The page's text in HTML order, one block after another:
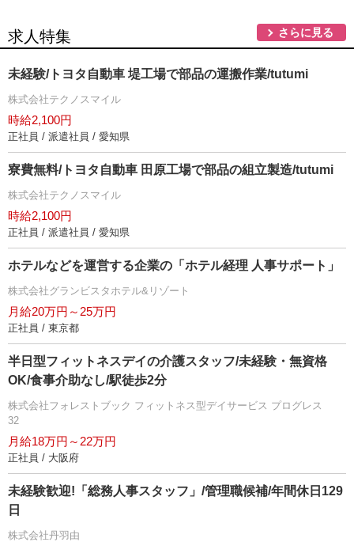
求人特集 さらに見る
未経験/トヨタ自動車 堤工場で部品の運搬作業/tutumi
株式会社テクノスマイル
時給2,100円
正社員 / 派遣社員 / 愛知県
寮費無料/トヨタ自動車 田原工場で部品の組立製造/tutumi
株式会社テクノスマイル
時給2,100円
正社員 / 派遣社員 / 愛知県
ホテルなどを運営する企業の「ホテル経理 人事サポート」
株式会社グランビスタホテル&リゾート
月給20万円～25万円
正社員 / 東京都
半日型フィットネスデイの介護スタッフ/未経験・無資格
OK/食事介助なし/駅徒歩2分
株式会社フォレストブック フィットネス型デイサービス プログレス
32
月給18万円～22万円
正社員 / 大阪府
未経験歓迎!「総務人事スタッフ」/管理職候補/年間休日129
日
株式会社丹羽由